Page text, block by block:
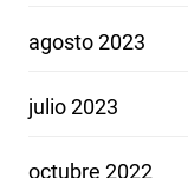
agosto 2023
julio 2023
octubre 2022